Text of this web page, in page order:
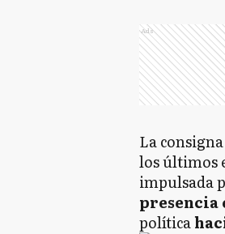
Ads
La
los últimos
impulsada
política